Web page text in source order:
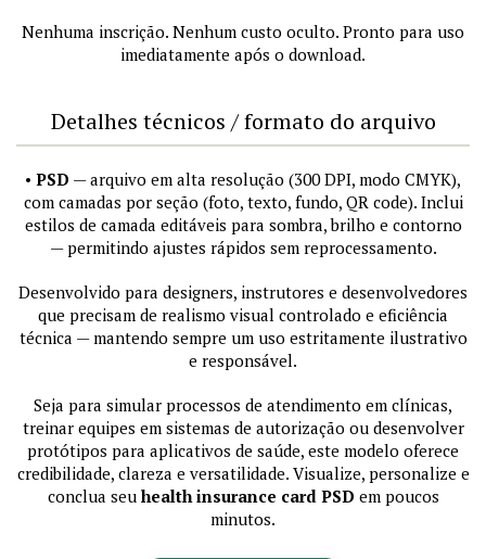
Nenhuma inscrição. Nenhum custo oculto. Pronto para uso
imediatamente após o download.
Detalhes técnicos / formato do arquivo
• PSD — arquivo em alta resolução (300 DPI, modo CMYK),
com camadas por seção (foto, texto, fundo, QR code). Inclui
estilos de camada editáveis para sombra, brilho e contorno
— permitindo ajustes rápidos sem reprocessamento.
Desenvolvido para designers, instrutores e desenvolvedores
que precisam de realismo visual controlado e eficiência
técnica — mantendo sempre um uso estritamente ilustrativo
e responsável.
Seja para simular processos de atendimento em clínicas,
treinar equipes em sistemas de autorização ou desenvolver
protótipos para aplicativos de saúde, este modelo oferece
credibilidade, clareza e versatilidade. Visualize, personalize e
conclua seu health insurance card PSD em poucos
minutos.